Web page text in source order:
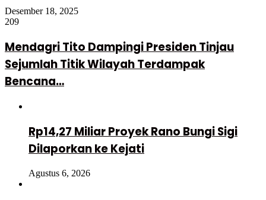
Desember 18, 2025
209
Mendagri Tito Dampingi Presiden Tinjau
Sejumlah Titik Wilayah Terdampak
Bencana…
Rp14,27 Miliar Proyek Rano Bungi Sigi
Dilaporkan ke Kejati
Agustus 6, 2026